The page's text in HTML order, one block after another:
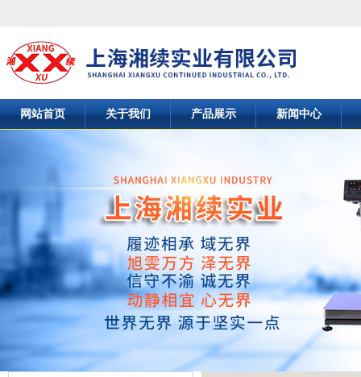
网站首页 关于我们 产品展示 新闻中心